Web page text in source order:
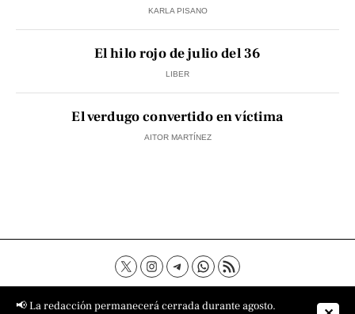
KARLA PISANO
El hilo rojo de julio del 36
LIBER
El verdugo convertido en víctima
AITOR MARTÍNEZ
Contacto Aviso Legal
Política de privacidad
📢 La redacción permanecerá cerrada durante agosto.